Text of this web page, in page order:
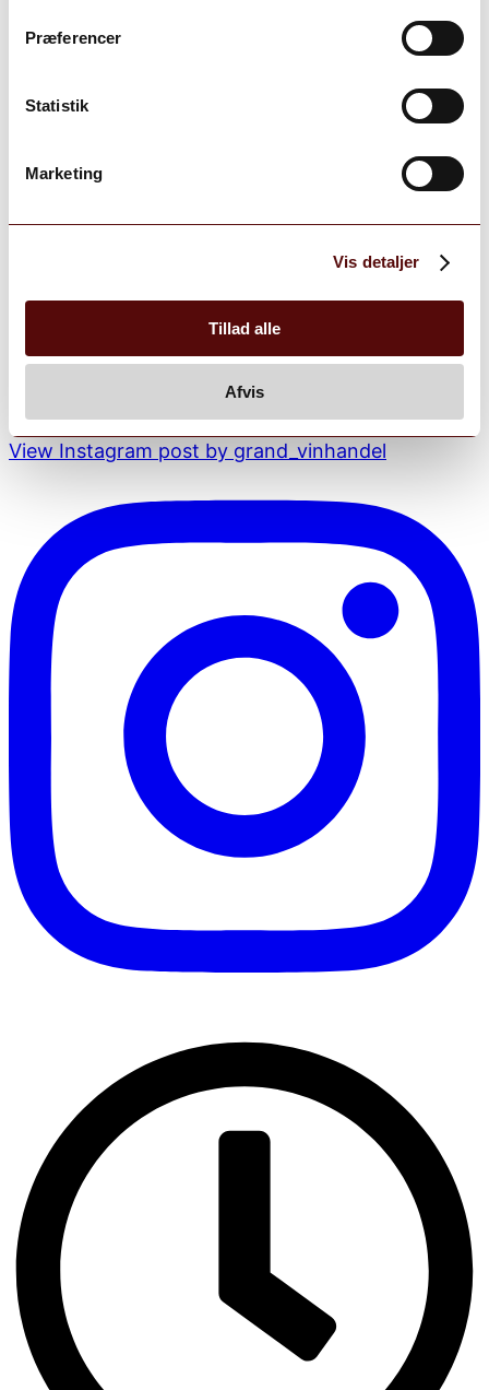
Præferencer
Statistik
Marketing
Vis detaljer
Tillad alle
Afvis
View Instagram post by grand_vinhandel